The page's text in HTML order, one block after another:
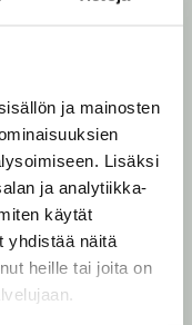
ja mainosten
Lisäksi
ja analytiikka-
käytät
yhdistää näitä
heille tai joita on